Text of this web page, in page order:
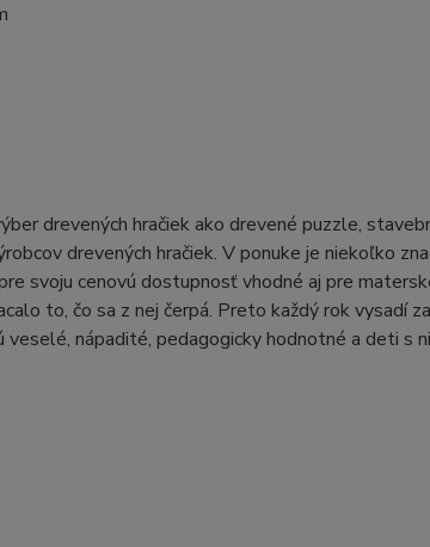
drevených hračiek ako drevené puzzle,
drevených hračiek. V ponuke je niekoľko
svoju cenovú dostupnosť vhodné aj pre
to, čo sa z nej čerpá. Preto každý rok vysadí
veselé, nápadité, pedagogicky hodnotné a deti s